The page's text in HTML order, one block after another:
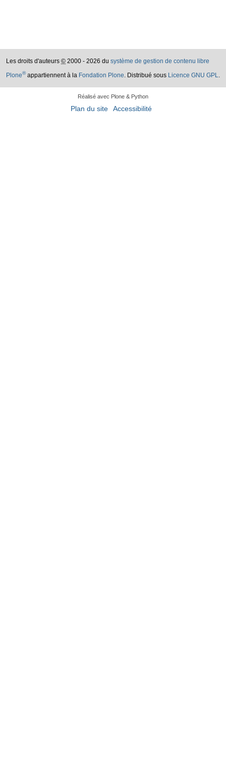
Les droits d'auteurs © 2000 - 2026 du système de gestion de contenu libre
Plone®appartiennent à la Fondation Plone. Distribué sous Licence GNU GPL.
Réalisé avec Plone & Python
Plan du site Accessibilité